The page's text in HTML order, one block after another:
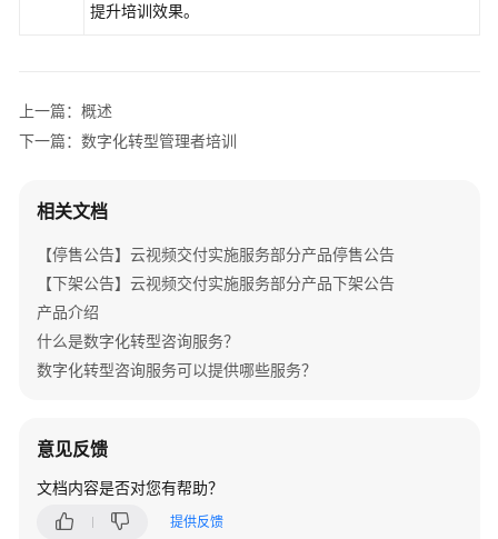
鲲
专
家
云
生
家
服
微
务
专
提升培训效果。
上一篇：概述
下一篇：数字化转型管理者培训
相关文档
【停售公告】云视频交付实施服务部分产品停售公告
【下架公告】云视频交付实施服务部分产品下架公告
产品介绍
什么是数字化转型咨询服务？
数字化转型咨询服务可以提供哪些服务？
意见反馈
文档内容是否对您有帮助？
提供反馈